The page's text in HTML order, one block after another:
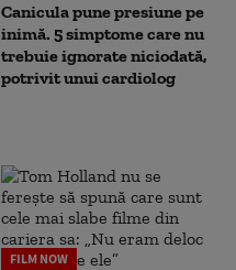
Canicula pune presiune pe
inimă. 5 simptome care nu
trebuie ignorate niciodată,
potrivit unui cardiolog
FILM NOW